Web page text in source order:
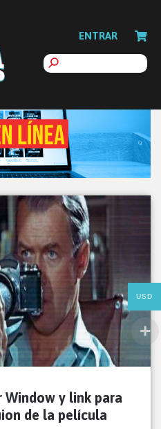
ENTRAR
Window y link para
de la película
USD